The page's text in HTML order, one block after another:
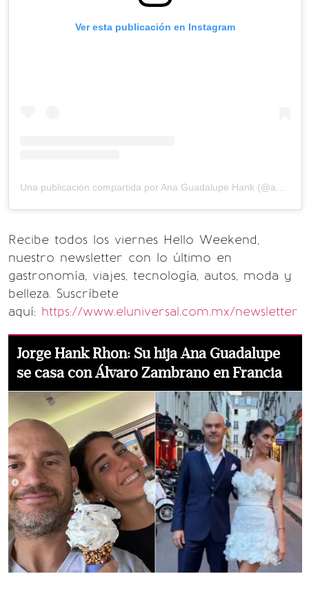
Ver esta publicación en Instagram
Una publicación compartida por Ana Guadalupe Hank (@anaguadalupeha)
Recibe todos los viernes Hello Weekend,
nuestro newsletter con lo último en
gastronomía, viajes, tecnología, autos, moda y
belleza. Suscríbete
aquí: https://www.eluniversal.com.mx/newsletter
Jorge Hank Rhon: Su hija Ana Guadalupe
se casa con Álvaro Zambrano en Francia